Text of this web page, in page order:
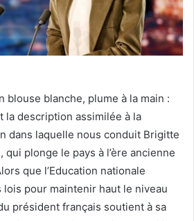
blouse blanche, plume à la main :
la description assimilée à la
dans laquelle nous conduit Brigitte
qui plonge le pays à l’ère ancienne
que l’Education nationale
pour maintenir haut le niveau
président français soutient à sa